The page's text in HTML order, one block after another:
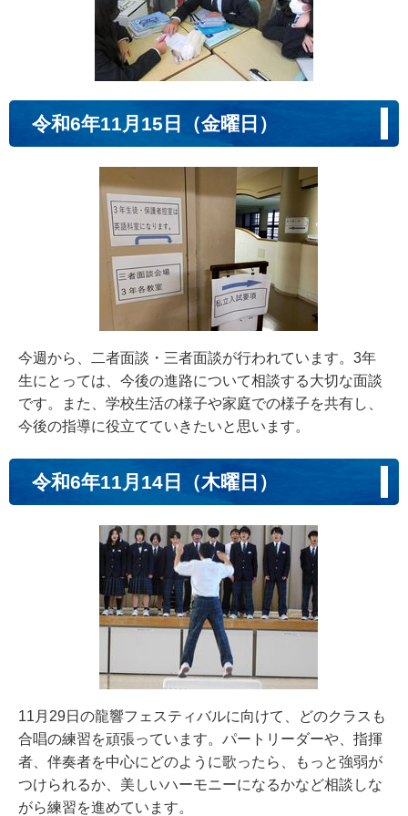
令和6年11月15日（金曜日）
今週から、二者面談・三者面談が行われています。3年
生にとっては、今後の進路について相談する大切な面談
です。また、学校生活の様子や家庭での様子を共有し、
今後の指導に役立てていきたいと思います。
令和6年11月14日（木曜日）
11月29日の龍響フェスティバルに向けて、どのクラスも
合唱の練習を頑張っています。パートリーダーや、指揮
者、伴奏者を中心にどのように歌ったら、もっと強弱が
つけられるか、美しいハーモニーになるかなど相談しな
がら練習を進めています。